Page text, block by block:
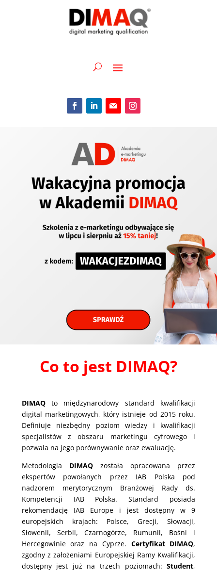
Co to jest DIMAQ?
DIMAQto międzynarodowy standard kwalifikacji
digital marketingowych, który istnieje od 2015 roku.
Definiuje niezbędny poziom wiedzy i kwalifikacji
specjalistów z obszaru marketingu cyfrowego i
pozwala na jego porównywanie oraz ewaluację.
Metodologia DIMAQzostała opracowana przez
ekspertów powołanych przez IAB Polska pod
nadzorem merytorycznym Branżowej Rady ds.
Kompetencji IAB Polska. Standard posiada
rekomendację IAB Europe i jest dostępny w 9
europejskich krajach: Polsce, Grecji, Słowacji,
Słowenii, Serbii, Czarnogórze, Rumunii, Bośni i
Hercegowinie oraz na Cyprze. Certyfikat DIMAQ,
zgodny z założeniami Europejskiej Ramy Kwalifikacji,
dostępny jest już na trzech poziomach:Student,